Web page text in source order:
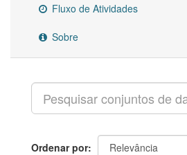
Fluxo de Atividades
Sobre
Ordenar por